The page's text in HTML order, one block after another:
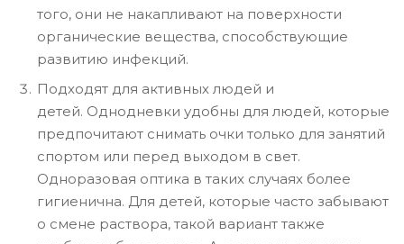
того, они не накапливают на поверхности
органические вещества, способствующие
развитию инфекций.
Подходят для активных людей и
детей. Однодневки удобны для людей, которые
предпочитают снимать очки только для занятий
спортом или перед выходом в свет.
Одноразовая оптика в таких случаях более
гигиенична. Для детей, которые часто забывают
о смене раствора, такой вариант также